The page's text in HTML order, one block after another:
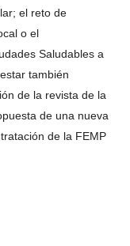
el reto de
o el
Saludables a
también
de la revista de la
de una nueva
de la FEMP